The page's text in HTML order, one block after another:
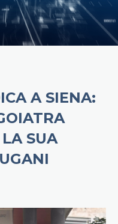
A SIENA:
SUA